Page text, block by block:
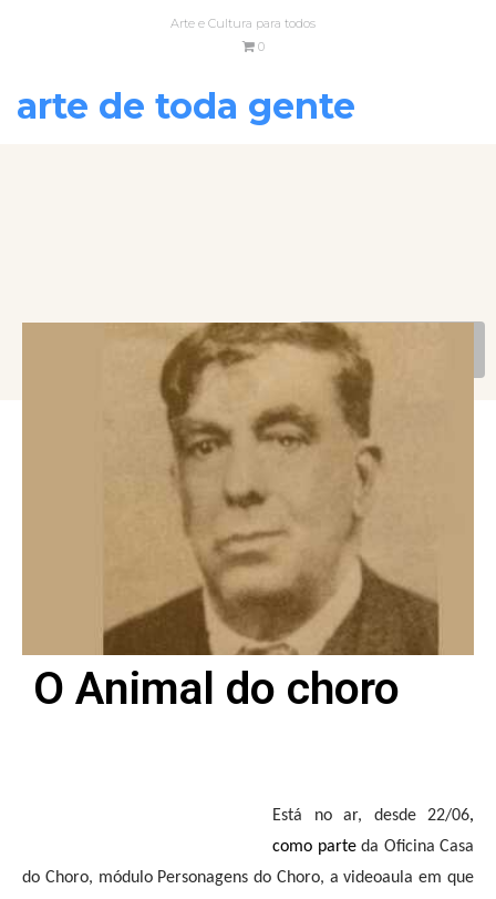
Arte e Cultura para todos
0
arte de toda gente
O Animal do choro
Está no ar, desde 22/06,
como parte da Oficina Casa
do Choro, módulo Personagens do Choro, a videoaula em que